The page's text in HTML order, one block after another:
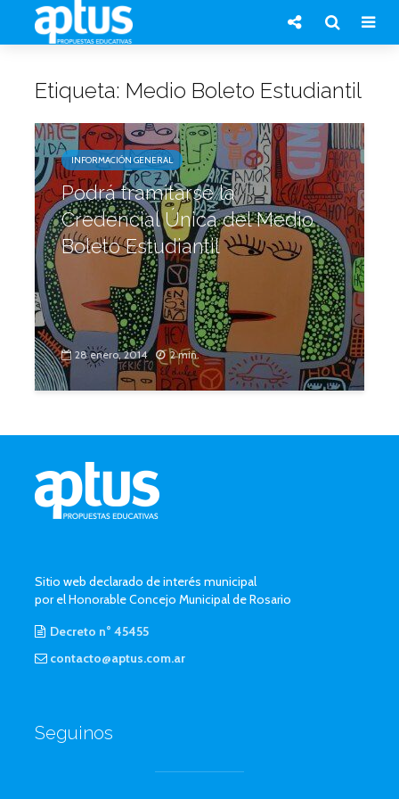
Etiqueta: Medio Boleto Estudiantil
INFORMACIÓN GENERAL
Podrá tramitarse la
Credencial Única del Medio
Boleto Estudiantil
28 enero, 2014 2 min.
Sitio web declarado de interés municipal
por el Honorable Concejo Municipal de Rosario
Decreto n° 45455
contacto@aptus.com.ar
Seguinos